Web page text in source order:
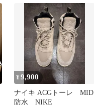
メンズ JPN：28.5
¥9,900
ナイキ ACGトーレ MID
防水 NIKE